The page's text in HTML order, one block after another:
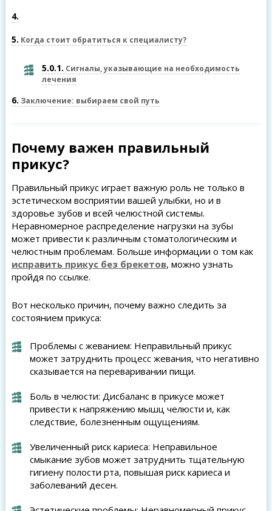
4
5 Когда стоит обратиться к специалисту?
5.0.1 Сигналы, указывающие на необходимость
лечения
6 Заключение: выбираем свой путь
Почему важен правильный
прикус?
Правильный прикус играет важную роль не только в
эстетическом восприятии вашей улыбки, но и в
здоровье зубов и всей челюстной системы.
Неравномерное распределение нагрузки на зубы
может привести к различным стоматологическим и
челюстным проблемам. Больше информации о том как
исправить прикус без брекетов, можно узнать
пройдя по ссылке.
Вот несколько причин, почему важно следить за
состоянием прикуса:
Проблемы с жеванием: Неправильный прикус
может затруднить процесс жевания, что негативно
сказывается на переваривании пищи.
Боль в челюсти: Дисбаланс в прикусе может
привести к напряжению мышц челюсти и, как
следствие, болезненным ощущениям.
Увеличенный риск кариеса: Неправильное
смыкание зубов может затруднить тщательную
гигиену полости рта, повышая риск кариеса и
заболеваний десен.